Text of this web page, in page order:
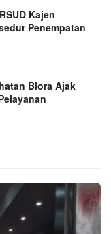
Kajen
Penempatan
Blora Ajak